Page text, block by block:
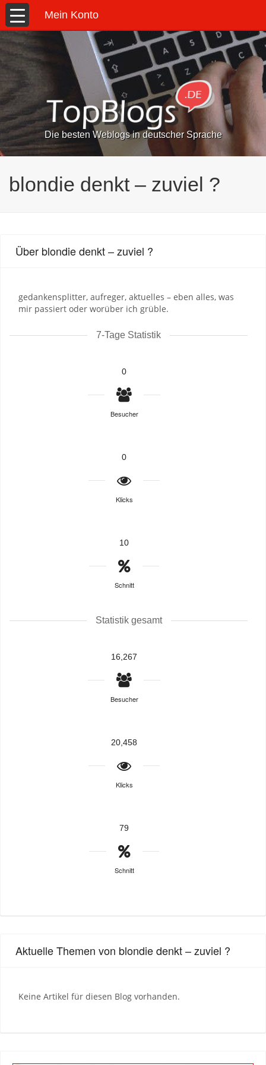
Mein Konto
Die besten Weblogs in deutscher Sprache
blondie denkt – zuviel ?
Über blondie denkt – zuviel ?
gedankensplitter, aufreger, aktuelles – eben alles, was
mir passiert oder worüber ich grüble.
7-Tage Statistik
0
Besucher
0
Klicks
10
Schnitt
Statistik gesamt
16,267
Besucher
20,458
Klicks
79
Schnitt
Aktuelle Themen von blondie denkt – zuviel ?
Keine Artikel für diesen Blog vorhanden.